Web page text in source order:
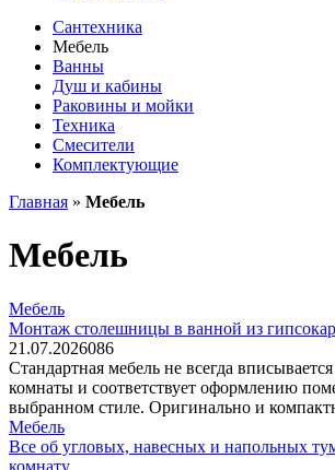
Сантехника
Мебель
Ванны
Душ и кабины
Раковины и мойки
Техника
Смесители
Комплектующие
Главная » Мебель
Мебель
Мебель
Монтаж столешницы в ванной из
21.07.2026086
Стандартная мебель не всегда
комнаты и соответствует оформлению
выбранном стиле. Оригинально и
Мебель
Все об угловых, навесных и напольных
комнату